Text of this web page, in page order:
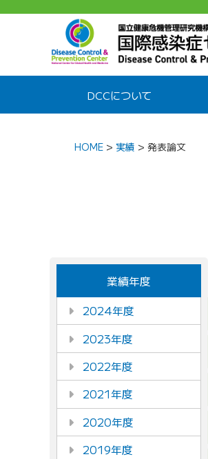
DCCについて
HOME> 実績 > 発表論文
業績年度
2024年度
2023年度
2022年度
2021年度
2020年度
2019年度